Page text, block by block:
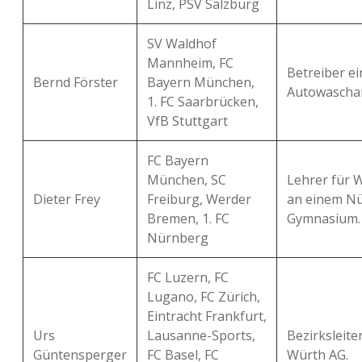
Linz, PSV Salzburg
Bernd Förster
SV Waldhof
Mannheim, FC
Bayern München,
1. FC Saarbrücken,
VfB Stuttgart
Betreiber
Dieter Frey
FC Bayern
München, SC
Freiburg, Werder
Bremen, 1. FC
Nürnberg
Lehrer für
an einem
Gymnasium.
Urs
Güntensperger
FC Luzern, FC
Lugano, FC Zürich,
Eintracht Frankfurt,
Lausanne-Sports,
FC Basel, FC
Würth AG.